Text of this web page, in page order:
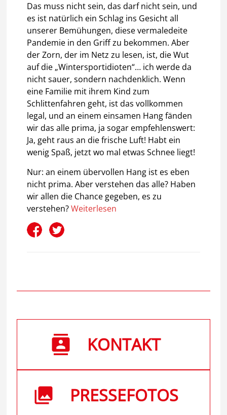
Das muss nicht sein, das darf nicht sein, und
es ist natürlich ein Schlag ins Gesicht all
unserer Bemühungen, diese vermaledeite
Pandemie in den Griff zu bekommen. Aber
der Zorn, der im Netz zu lesen, ist, die Wut
auf die „Wintersportidioten“… ich werde da
nicht sauer, sondern nachdenklich. Wenn
eine Familie mit ihrem Kind zum
Schlittenfahren geht, ist das vollkommen
legal, und an einem einsamen Hang fänden
wir das alle prima, ja sogar empfehlenswert:
Ja, geht raus an die frische Luft! Habt ein
wenig Spaß, jetzt wo mal etwas Schnee liegt!
Nur: an einem übervollen Hang ist es eben
nicht prima. Aber verstehen das alle? Haben
wir allen die Chance gegeben, es zu
verstehen?Weiterlesen
KONTAKT
PRESSEFOTOS